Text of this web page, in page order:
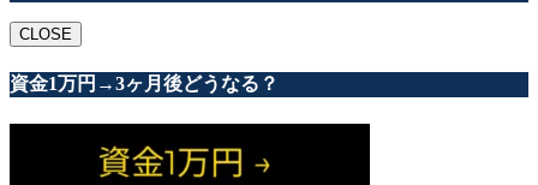
CLOSE
資金1万円→3ヶ月後どうなる？